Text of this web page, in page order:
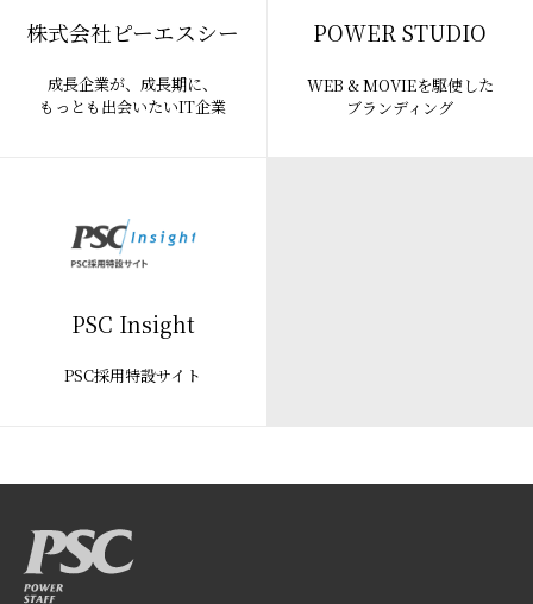
株式会社ピーエスシー
成長企業が、成長期に、
もっとも出会いたいIT企業
POWER STUDIO
WEB & MOVIEを駆使した
ブランディング
PSC Insight
PSC採用特設サイト